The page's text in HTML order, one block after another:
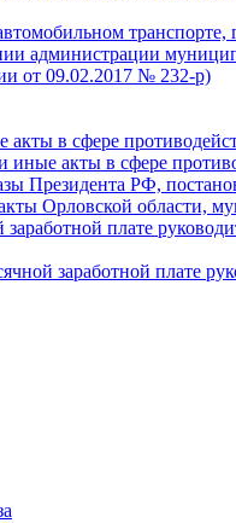
транспорте,
администрации
от 09.02.2017 № 232-р)
в сфере
акты в сфере
Президента РФ,
Орловской области,
плате
заработной плате